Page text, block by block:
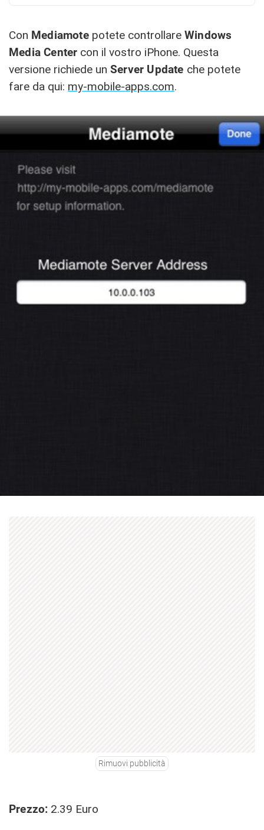
Con Mediamote potete controllare Windows
Media Center con il vostro iPhone. Questa
versione richiede un Server Update che potete
fare da qui: my-mobile-apps.com.
Rimuovi pubblicità
Prezzo: 2.39 Euro